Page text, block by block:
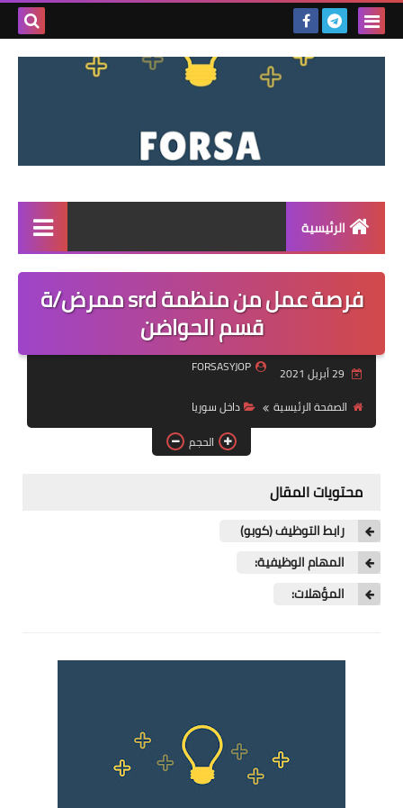
بحث
الرئيسية
القائمة
مناقصات
فرص عمل داخل سوريا
فرص عمل في العراق
فرص عمل في اليمن
فرصة عمل من منظمة srd ممرض/ة
قسم الحواضن
FORSASYJOP
الصفحة الرئيسية
داخل سوريا
الحجم
محتويات المقال
رابط التوظيف (كوبو)
المهام الوظيفية:
المؤهلات: